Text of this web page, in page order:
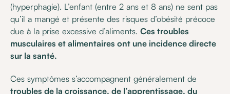
(hyperphagie). L’enfant (entre 2 ans et 8 ans) ne sent pas
qu’il a mangé et présente des risques d’obésité précoce
due à la prise excessive d’aliments.Ces troubles
musculaires et alimentaires ont une incidence directe
sur la santé.
Ces symptômes s’accompagnent généralement de
troubles de la croissance, de l’apprentissage, du